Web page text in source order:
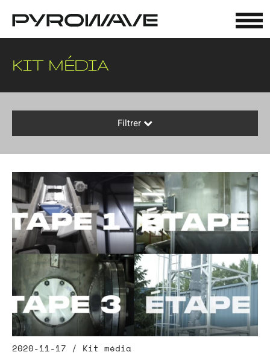
KIT MÉDIA
Filtrer
2020-11-17 / Kit média